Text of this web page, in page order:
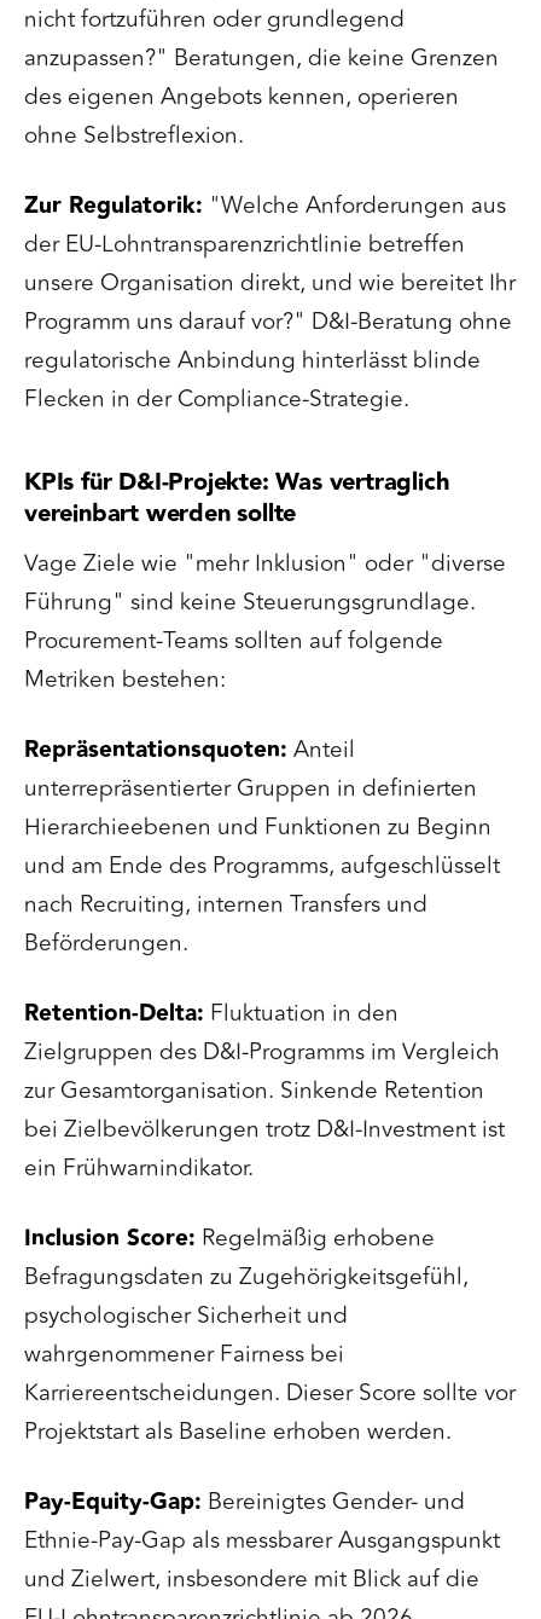
nicht fortzuführen oder grundlegend
anzupassen?" Beratungen, die keine Grenzen
des eigenen Angebots kennen, operieren
ohne Selbstreflexion.
Zur Regulatorik: "Welche Anforderungen aus
der EU-Lohntransparenzrichtlinie betreffen
unsere Organisation direkt, und wie bereitet Ihr
Programm uns darauf vor?" D&I-Beratung ohne
regulatorische Anbindung hinterlässt blinde
Flecken in der Compliance-Strategie.
KPIs für D&I-Projekte: Was vertraglich
vereinbart werden sollte
Vage Ziele wie "mehr Inklusion" oder "diverse
Führung" sind keine Steuerungsgrundlage.
Procurement-Teams sollten auf folgende
Metriken bestehen:
Repräsentationsquoten: Anteil
unterrepräsentierter Gruppen in definierten
Hierarchieebenen und Funktionen zu Beginn
und am Ende des Programms, aufgeschlüsselt
nach Recruiting, internen Transfers und
Beförderungen.
Retention-Delta: Fluktuation in den
Zielgruppen des D&I-Programms im Vergleich
zur Gesamtorganisation. Sinkende Retention
bei Zielbevölkerungen trotz D&I-Investment ist
ein Frühwarnindikator.
Inclusion Score: Regelmäßig erhobene
Befragungsdaten zu Zugehörigkeitsgefühl,
psychologischer Sicherheit und
wahrgenommener Fairness bei
Karriereentscheidungen. Dieser Score sollte vor
Projektstart als Baseline erhoben werden.
Pay-Equity-Gap: Bereinigtes Gender- und
Ethnie-Pay-Gap als messbarer Ausgangspunkt
und Zielwert, insbesondere mit Blick auf die